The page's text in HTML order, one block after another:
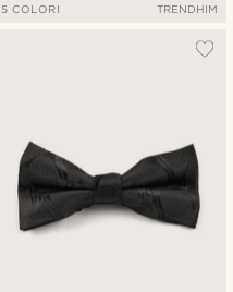
5 COLORI TRENDHIM